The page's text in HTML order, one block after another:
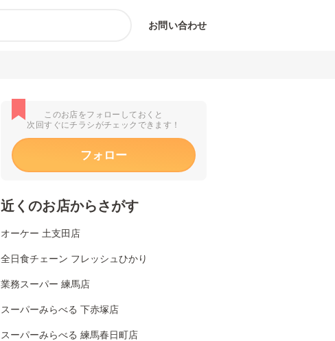
お問い合わせ
このお店をフォローしておくと
次回すぐにチラシがチェックできます！
フォロー
近くのお店からさがす
オーケー 土支田店
全日食チェーン フレッシュひかり
業務スーパー 練馬店
スーパーみらべる 下赤塚店
スーパーみらべる 練馬春日町店